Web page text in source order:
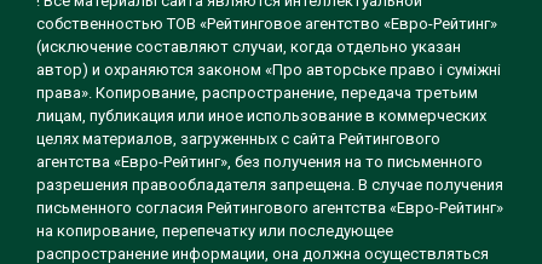
собственностью ТОВ «Рейтинговое агентство «Евро-Рейтинг»
(исключение составляют случаи, когда отдельно указан
автор) и охраняются законом «Про авторське право і суміжні
права». Копирование, распространение, передача третьим
лицам, публикация или иное использование в коммерческих
целях материалов, загруженных с сайта Рейтингового
агентства «Евро-Рейтинг», без получения на то письменного
разрешения правообладателя запрещена. В случае получения
письменного согласия Рейтингового агентства «Евро-Рейтинг»
на копирование, перепечатку или последующее
распространение информации, она должна осуществляться